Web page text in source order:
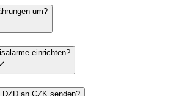
um?
einrichten?
an CZK senden?